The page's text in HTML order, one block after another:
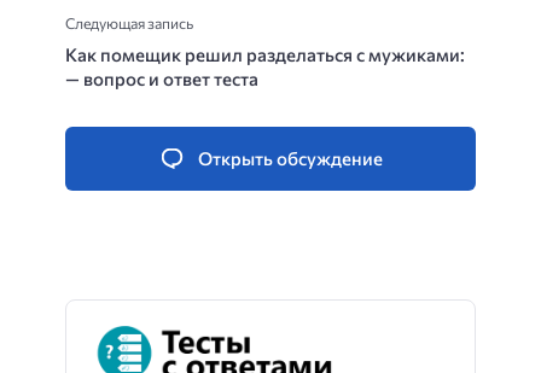
Следующая запись
Как помещик решил разделаться с мужиками:
— вопрос и ответ теста
Открыть обсуждение